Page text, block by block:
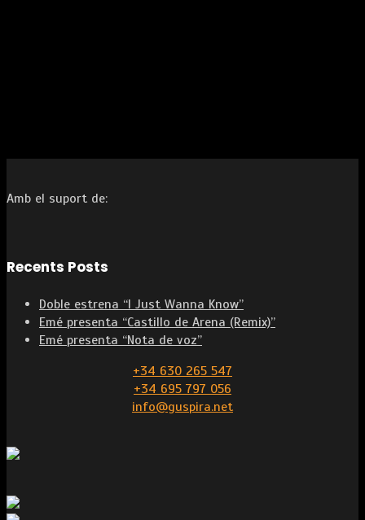
Amb el suport de:
Recents Posts
Doble estrena “I Just Wanna Know”
Emé presenta “Castillo de Arena (Remix)”
Emé presenta “Nota de voz”
+34 630 265 547
+34 695 797 056
info@guspira.net